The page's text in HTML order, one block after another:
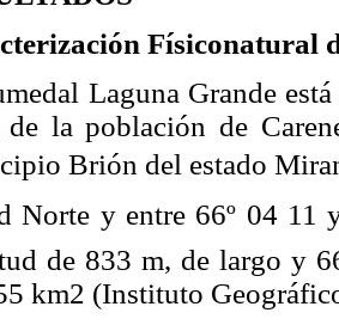
Físiconatural
Laguna Grande
de la población de
Brión del estado
Norte y entre 66º 04 11
de 833 m, de largo y
km2 (Instituto